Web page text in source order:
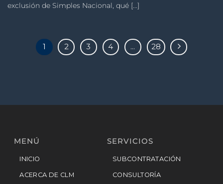
exclusión de Simples Nacional, qué [...]
1 2 3 4 ... 28
MENÚ
INICIO
ACERCA DE CLM
SERVICIOS
SUBCONTRATACIÓN
CONSULTORÍA